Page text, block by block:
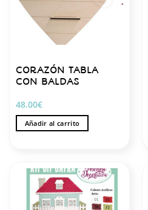
CORAZÓN TABLA
CON BALDAS
48.00€
Añadir al carrito